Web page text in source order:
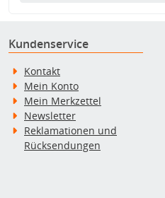
Kundenservice
Kontakt
Mein Konto
Mein Merkzettel
Newsletter
Reklamationen und
Rücksendungen